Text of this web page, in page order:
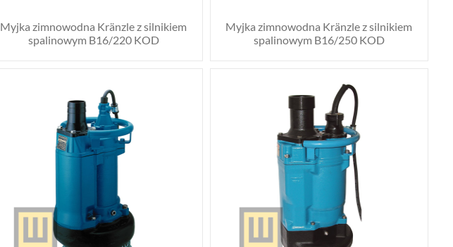
Myjka zimnowodna Kränzle z silnikiem
spalinowym B16/220 KOD
Myjka zimnowodna Kränzle z silnikiem
spalinowym B16/250 KOD